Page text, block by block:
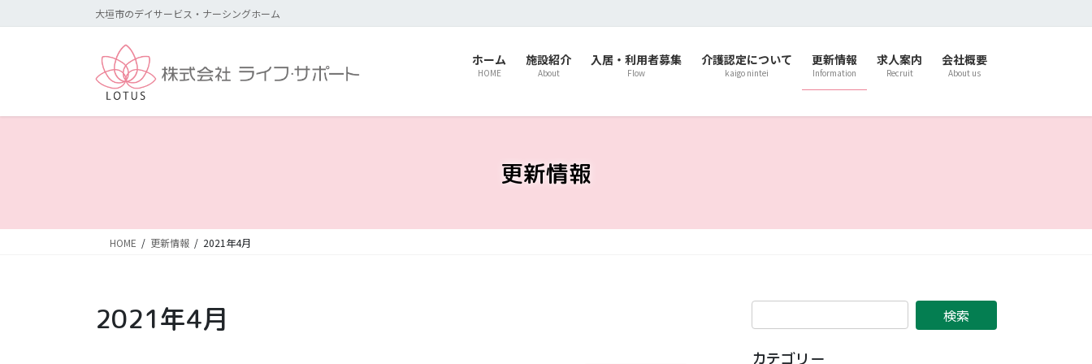
ン
ビ
大垣市のデイサービス・ナーシングホーム
ホーム
HOME
施設紹介
About
入居・利用者募集
Flow
介護認定について
kaigo nintei
更新情報
Information
求人案内
Recruit
会社概要
About us
更新情報
HOME 更新情報 2021年4月
2021年4月
カテゴリー